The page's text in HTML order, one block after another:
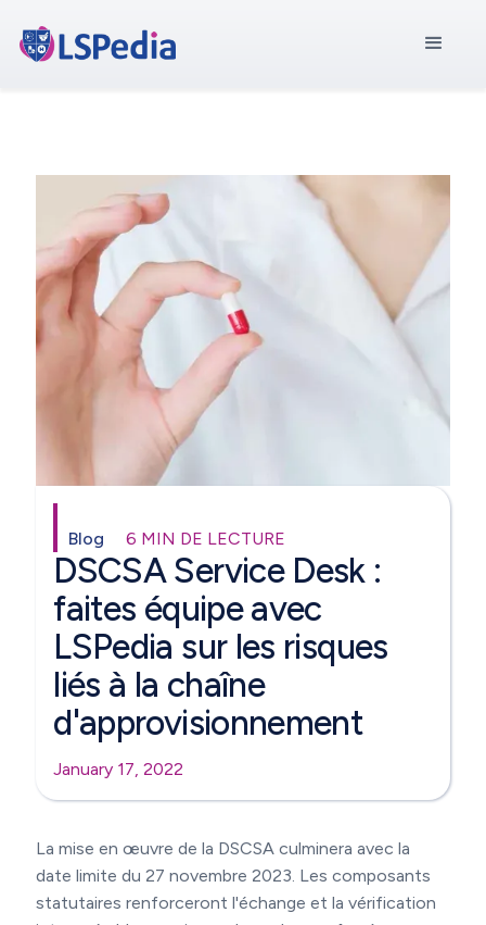
Blog 6 MIN DE LECTURE
DSCSA Service Desk :
faites équipe avec
LSPedia sur les risques
liés à la chaîne
d'approvisionnement
January 17, 2022
La mise en œuvre de la DSCSA culminera avec la
date limite du 27 novembre 2023. Les composants
statutaires renforceront l'échange et la vérification